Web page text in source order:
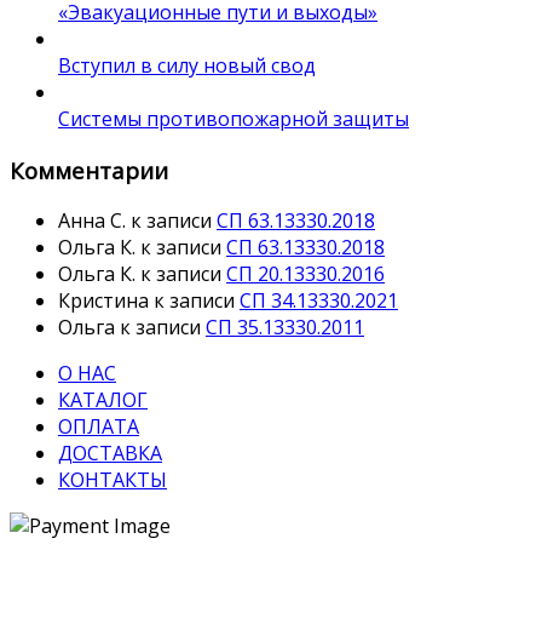
«Эвакуационные пути и выходы»
Вступил в силу новый свод
Системы противопожарной защиты
Комментарии
Анна С. к записи СП 63.13330.2018
Ольга К. к записи СП 63.13330.2018
Ольга К. к записи СП 20.13330.2016
Кристина к записи СП 34.13330.2021
Ольга к записи СП 35.13330.2011
О НАС
КАТАЛОГ
ОПЛАТА
ДОСТАВКА
КОНТАКТЫ